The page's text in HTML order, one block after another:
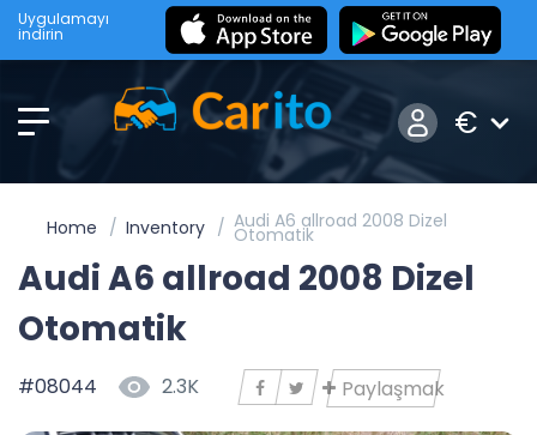
Uygulamayı
indirin
€
Home Inventory Audi A6 allroad 2008 Dizel
Otomatik
Audi A6 allroad 2008 Dizel
Otomatik
#08044 2.3K Paylaşmak